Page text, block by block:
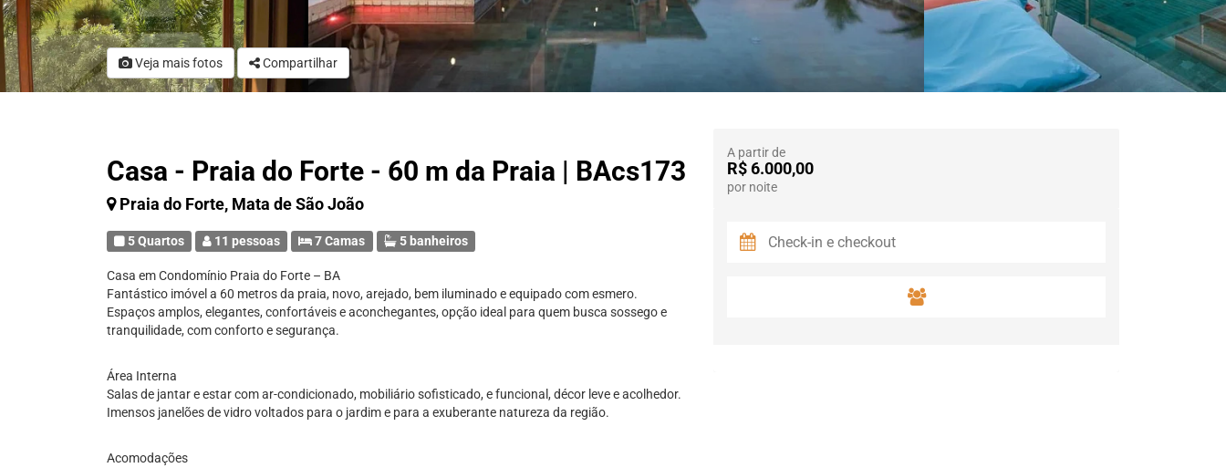
Veja mais fotos Compartilhar
Casa - Praia do Forte - 60 m da Praia | BAcs173
Praia do Forte, Mata de São João
5 Quartos 11 pessoas 7 Camas 5 banheiros
Casa em Condomínio Praia do Forte – BA
Fantástico imóvel a 60 metros da praia, novo, arejado, bem iluminado e equipado com esmero.
Espaços amplos, elegantes, confortáveis e aconchegantes, opção ideal para quem busca sossego e
tranquilidade, com conforto e segurança.
Área Interna
Salas de jantar e estar com ar-condicionado, mobiliário sofisticado, e funcional, décor leve e acolhedor.
Imensos janelões de vidro voltados para o jardim e para a exuberante natureza da região.
Acomodações
A partir de
R$ 6.000,00
por noite